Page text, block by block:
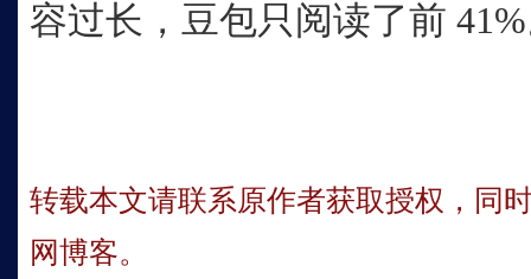
容过长，豆包只阅读了前
转载本文请联系原作者获取授权，同
网博客。